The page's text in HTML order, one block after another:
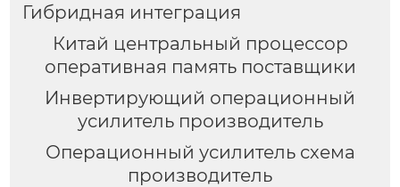
Гибридная интеграция
Китай центральный процессор
оперативная память поставщики
Инвертирующий операционный
усилитель производитель
Операционный усилитель схема
производитель